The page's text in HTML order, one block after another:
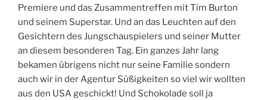
Premiere und das Zusammentreffen mit Tim Burton
und seinem Superstar. Und an das Leuchten auf den
Gesichtern des Jungschauspielers und seiner Mutter
an diesem besonderen Tag. Ein ganzes Jahr lang
bekamen übrigens nicht nur seine Familie sondern
auch wir in der Agentur Süßigkeiten so viel wir wollten
aus den USA geschickt! Und Schokolade soll ja